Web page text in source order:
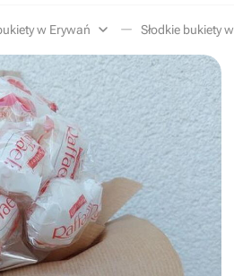
w Erywań Słodkie bukiety